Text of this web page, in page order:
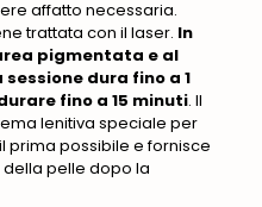
affatto necessaria.
trattata con il laser. In
pigmentata e al
dura fino a 1
fino a 15 minuti. Il
lenitiva speciale per
prima possibile e fornisce
pelle dopo la